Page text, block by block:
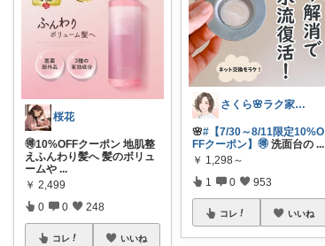
桜花
🉐10%OFFクーポン 地肌整
えふんわり髪へ 髪のボリュ
ームや ...
￥ 2,499
0 0 248
コレ いいね
さくら🌸ラク家事&便利な生活雑貨🏠️
🌸#【7/30～8/11限定10%O
FFクーポン】🉐 洗面台の ...
￥ 1,298～
1 0 953
コレ いいね